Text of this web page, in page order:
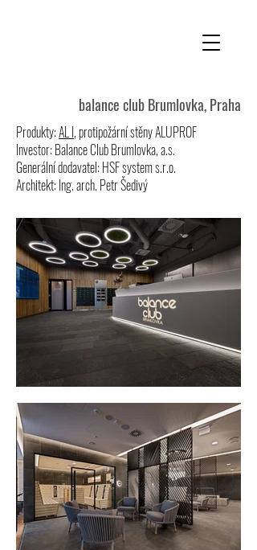
balance club Brumlovka, Praha
Produkty:AL I, protipožární stěny ALUPROF
Investor: Balance Club Brumlovka, a.s.
Generální dodavatel: HSF system s.r.o.
Architekt: Ing. arch. Petr Šedivý